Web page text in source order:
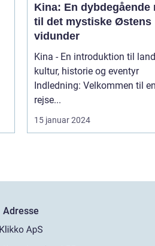
Kina: En dybdegående
til det mystiske Østens
vidunder
Kina - En introduktion til
kultur, historie og eventyr
Indledning: Velkommen til
rejse...
15 januar 2024
Adresse